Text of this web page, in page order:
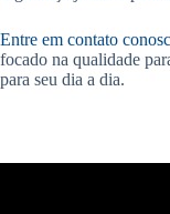
Entre em contato
focado na qualidade
para seu dia a dia.